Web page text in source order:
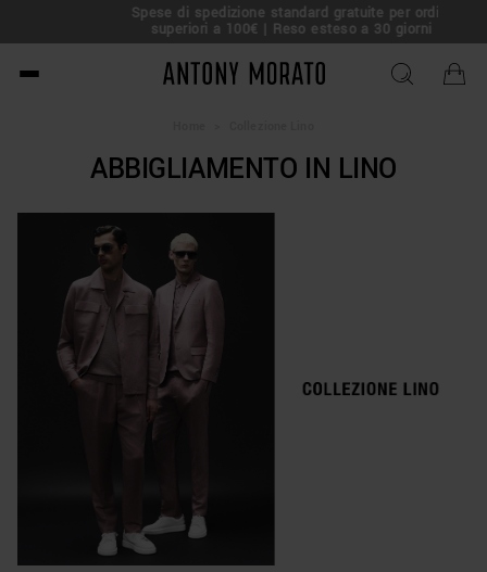
Saldi Estivi: tutto al -50% –Approfittane!
Antony Morato - Official
ABBIGLIAMENTO IN LINO